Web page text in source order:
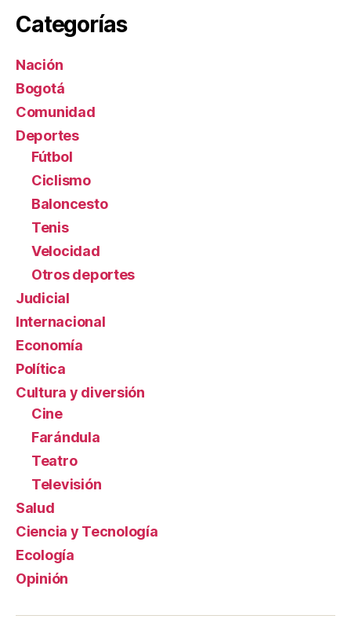
Categorías
Nación
Bogotá
Comunidad
Deportes
Fútbol
Ciclismo
Baloncesto
Tenis
Velocidad
Otros deportes
Judicial
Internacional
Economía
Política
Cultura y diversión
Cine
Farándula
Teatro
Televisión
Salud
Ciencia y Tecnología
Ecología
Opinión